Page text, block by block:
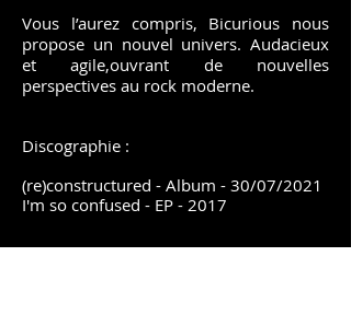
Vous l’aurez compris, Bicurious nous
propose un nouvel univers. Audacieux
et agile,ouvrant de nouvelles
perspectives au rock moderne.
Discographie :
(re)constructured - Album - 30/07/2021
I'm so confused - EP - 2017